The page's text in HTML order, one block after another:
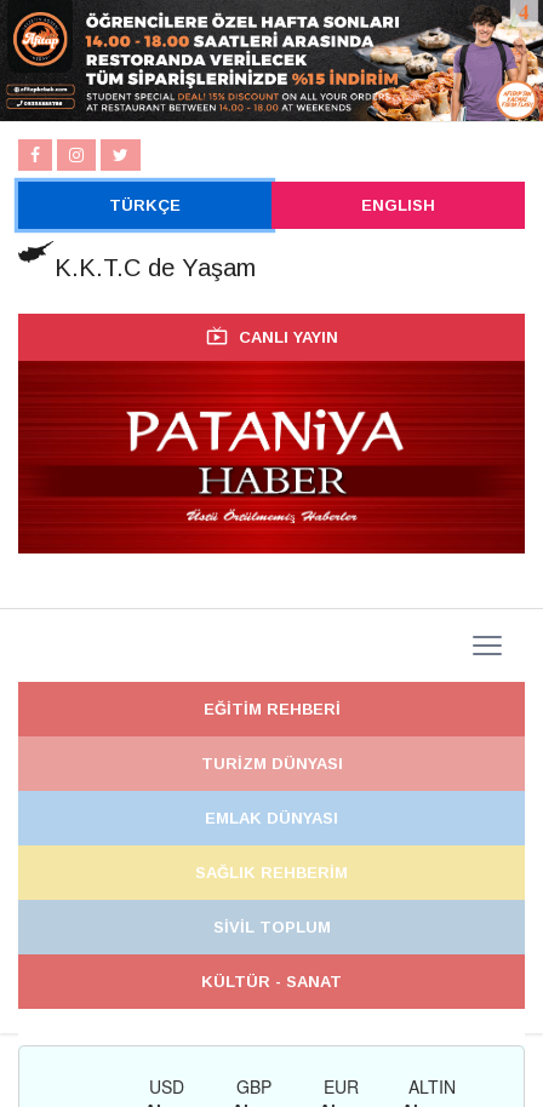
TÜRKÇE ENGLISH
K.K.T.C de Yaşam
CANLI YAYIN
EĞİTİM REHBERİ
TURİZM DÜNYASI
EMLAK DÜNYASI
SAĞLIK REHBERİM
SİVİL TOPLUM
KÜLTÜR - SANAT